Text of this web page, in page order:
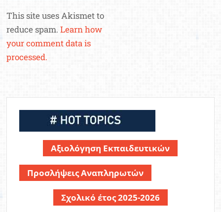
This site uses Akismet to
reduce spam.Learn how
your comment data is
processed.
Αξιολόγηση Εκπαιδευτικών
Προσλήψεις Αναπληρωτών
Σχολικό έτος 2025-2026